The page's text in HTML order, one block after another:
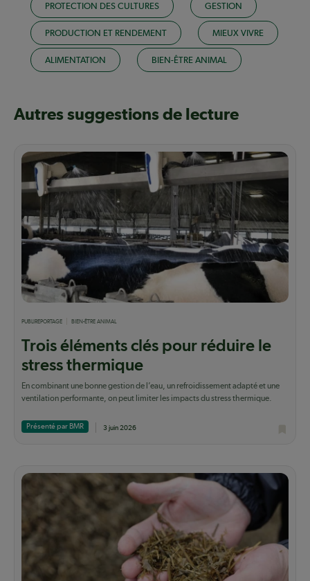
PROTECTION DES CULTURES GESTION
PRODUCTION ET RENDEMENT MIEUX VIVRE
ALIMENTATION BIEN-ÊTRE ANIMAL
Autres suggestions de lecture
PUBLIREPORTAGE BIEN-ÊTRE ANIMAL
Trois éléments clés pour réduire le
stress thermique
En combinant une bonne gestion de l’eau, un refroidissement adapté et une
ventilation performante, on peut limiter les impacts du stress thermique.
Présenté par BMR 3 juin 2026